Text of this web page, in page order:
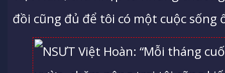
đồi cũng đủ để tôi có một cuộc sống